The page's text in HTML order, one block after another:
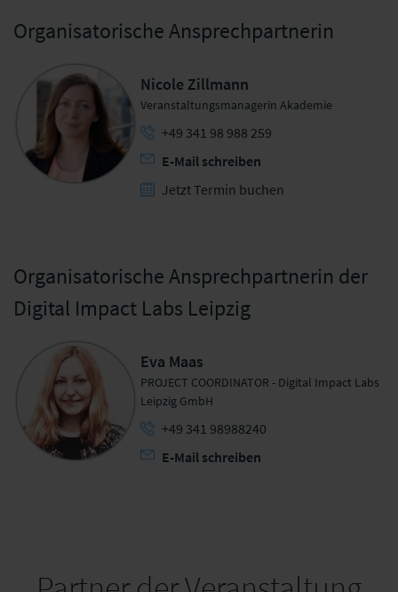
Organisatorische Ansprechpartnerin
Nicole Zillmann
Veranstaltungsmanagerin Akademie
+49 341 98 988 259
E-Mail schreiben
Jetzt Termin buchen
Organisatorische Ansprechpartnerin der
Digital Impact Labs Leipzig
Eva Maas
PROJECT COORDINATOR - Digital Impact Labs
Leipzig GmbH
+49 341 98988240
E-Mail schreiben